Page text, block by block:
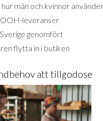
hur män och kvinnor
leveranser
genomfört
flytta in i butiken
att tillgodose